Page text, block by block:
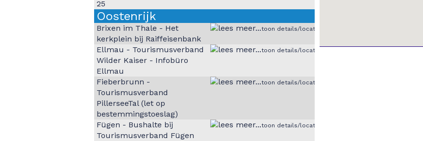
25
Oostenrijk
Brixen im Thale - Het
kerkplein bij Raiffeisenbank
toon details/locatie
Ellmau - Tourismusverband
Wilder Kaiser - Infobüro
Ellmau
toon details/locatie
Fieberbrunn -
Tourismusverband
PillerseeTal (let op
bestemmingstoeslag)
toon details/locatie
Fügen - Bushalte bij
Tourismusverband Fügen
toon details/locatie